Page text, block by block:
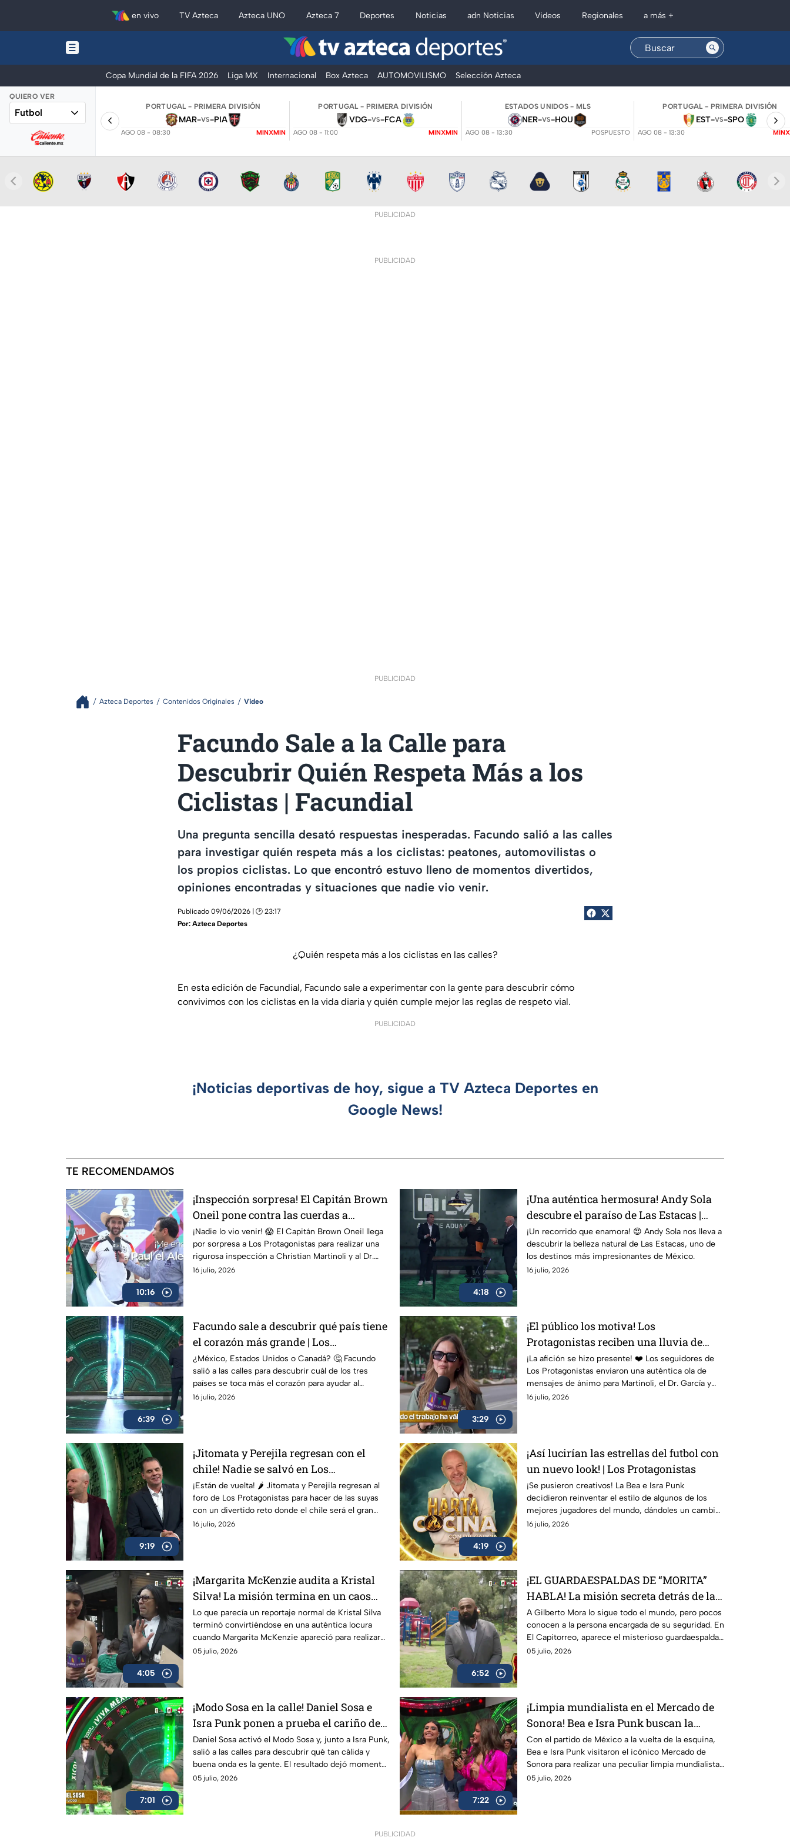
en vivo TV Azteca Azteca UNO Azteca 7 Deportes Noticias adn Noticias Videos Regionales a más +
Copa Mundial de la FIFA 2026 Liga MX Internacional Box Azteca AUTOMOVILISMO Selección Azteca
QUIERO VER
Futbol
PORTUGAL - PRIMERA DIVISIÓN
MAR-VS-PIA
AGO 08 - 08:30 MINXMIN
PORTUGAL - PRIMERA DIVISIÓN
VDG-VS-FCA
AGO 08 - 11:00 MINXMIN
ESTADOS UNIDOS - MLS
NER-VS-HOU
AGO 08 - 13:30 POSPUESTO
PORTUGAL - PRIMERA DIVISIÓN
EST-VS-SPO
AGO 08 - 13:30
PUBLICIDAD
PUBLICIDAD
PUBLICIDAD
Azteca Deportes Contenidos Originales Video
Facundo Sale a la Calle para
Descubrir Quién Respeta Más a los
Ciclistas | Facundial
Una pregunta sencilla desató respuestas inesperadas. Facundo salió a las calles
para investigar quién respeta más a los ciclistas: peatones, automovilistas o
los propios ciclistas. Lo que encontró estuvo lleno de momentos divertidos,
opiniones encontradas y situaciones que nadie vio venir.
Publicado 09/06/2026 | 🕑 23:17
Por: Azteca Deportes
¿Quién respeta más a los ciclistas en las calles?
En esta edición de Facundial, Facundo sale a experimentar con la gente para descubrir cómo
convivimos con los ciclistas en la vida diaria y quién cumple mejor las reglas de respeto vial.
PUBLICIDAD
¡Noticias deportivas de hoy, sigue a TV Azteca Deportes en
Google News!
TE RECOMENDAMOS
10:16
¡Inspección sorpresa! El Capitán Brown
Oneil pone contra las cuerdas a
Martinoli y al Dr. García
¡Nadie lo vio venir! 😱 El Capitán Brown Oneil llega
por sorpresa a Los Protagonistas para realizar una
rigurosa inspección a Christian Martinoli y al Dr.
García.
16 julio, 2026
4:18
¡Una auténtica hermosura! Andy Sola
descubre el paraíso de Las Estacas |
TransportAndyng
¡Un recorrido que enamora! 😍 Andy Sola nos lleva a
descubrir la belleza natural de Las Estacas, uno de
los destinos más impresionantes de México.
16 julio, 2026
6:39
Facundo sale a descubrir qué país tiene
el corazón más grande | Los
Protagonistas
¿México, Estados Unidos o Canadá? 🤔 Facundo
salió a las calles para descubrir cuál de los tres
países se toca más el corazón para ayudar al
prójimo.
16 julio, 2026
3:29
¡El público los motiva! Los
Protagonistas reciben una lluvia de
mensajes de apoyo
¡La afición se hizo presente! ❤️ Los seguidores de
Los Protagonistas enviaron una auténtica ola de
mensajes de ánimo para Martinoli, el Dr. García y
todo el equipo... ¡y vaya que los necesitaban!
16 julio, 2026
9:19
¡Jitomata y Perejila regresan con el
chile! Nadie se salvó en Los
Protagonistas
¡Están de vuelta! 🌶️ Jitomata y Perejila regresan al
foro de Los Protagonistas para hacer de las suyas
con un divertido reto donde el chile será el gran
protagonista.
16 julio, 2026
4:19
¡Así lucirían las estrellas del futbol con
un nuevo look! | Los Protagonistas
¡Se pusieron creativos! La Bea e Isra Punk
decidieron reinventar el estilo de algunos de los
mejores jugadores del mundo, dándoles un cambio
de imagen que desató las risas.
16 julio, 2026
4:05
¡Margarita McKenzie audita a Kristal
Silva! La misión termina en un caos
total
Lo que parecía un reportaje normal de Kristal Silva
terminó convirtiéndose en una auténtica locura
cuando Margarita McKenzie apareció para realizar
una inesperada auditoría llena de ocurrencias y
05 julio, 2026
6:52
¡EL GUARDAESPALDAS DE “MORITA”
HABLA! La misión secreta detrás de la
joya mexicana
A Gilberto Mora lo sigue todo el mundo, pero pocos
conocen a la persona encargada de su seguridad. En
El Capitorreo, aparece el misterioso guardaespaldas
de “Morita” para revelar detalles de una misión que
05 julio, 2026
7:01
¡Modo Sosa en la calle! Daniel Sosa e
Isra Punk ponen a prueba el cariño de
la bandita
Daniel Sosa activó el Modo Sosa y, junto a Isra Punk,
salió a las calles para descubrir qué tan cálida y
buena onda es la gente. El resultado dejó momentos
divertidos, inesperados y muy mexicanos.
05 julio, 2026
7:22
¡Limpia mundialista en el Mercado de
Sonora! Bea e Isra Punk buscan la
buena vibra para México
Con el partido de México a la vuelta de la esquina,
Bea e Isra Punk visitaron el icónico Mercado de
Sonora para realizar una peculiar limpia mundialista
y atraer toda la buena energía.
05 julio, 2026
PUBLICIDAD